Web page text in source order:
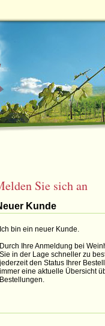
Sie sich an
Kunde
Ich bin ein neuer Kunde.
Durch Ihre Anmeldung bei
Sie in der Lage schneller zu
jederzeit den Status Ihrer
immer eine aktuelle Übersicht
Bestellungen.